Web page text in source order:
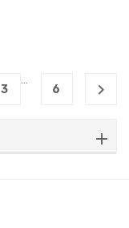
3
…
6 